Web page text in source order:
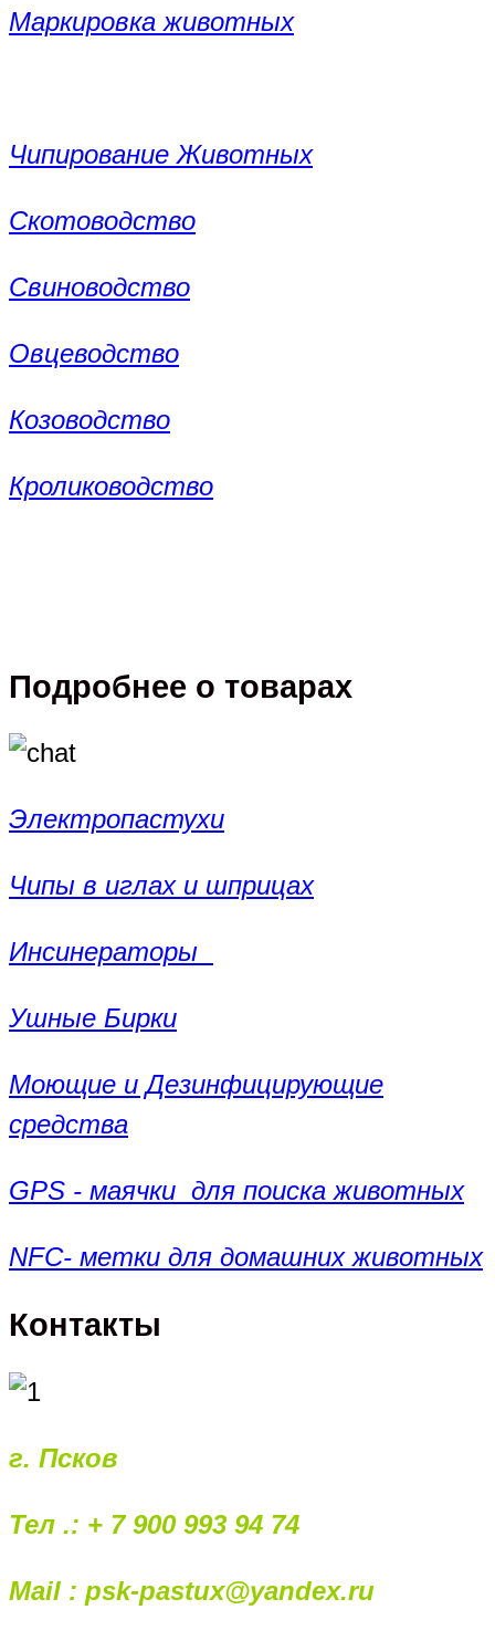
Маркировка животных
Чипирование Животных
Скотоводство
Свиноводство
Овцеводство
Козоводство
Кролиководство
Подробнее о товарах
Электропастухи
Чипы в иглах и шприцах
Инсинераторы
Ушные Бирки
Моющие и Дезинфицирующие
средства
GPS - маячки для поиска животных
NFC- метки для домашних животных
Контакты
г. Псков
Тел .: + 7 900 993 94 74
Mail : psk-pastux@yandex.ru